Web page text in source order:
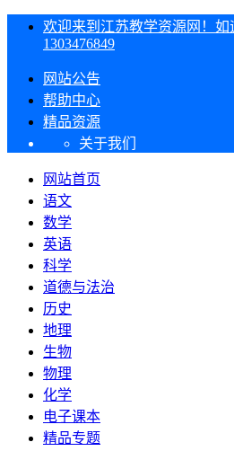
欢迎来到江苏教学资源网！如
1303476849
网站公告
帮助中心
精品资源
关于我们
网站首页
语文
数学
英语
科学
道德与法治
历史
地理
生物
物理
化学
电子课本
精品专题